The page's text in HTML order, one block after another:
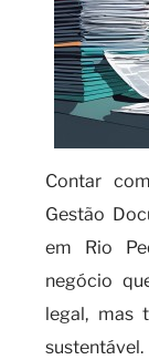
Contar
Gestão
em Rio
negócio
legal, mas